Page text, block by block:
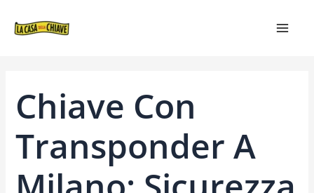
Chiave Con
Transponder A
ARTICOLI